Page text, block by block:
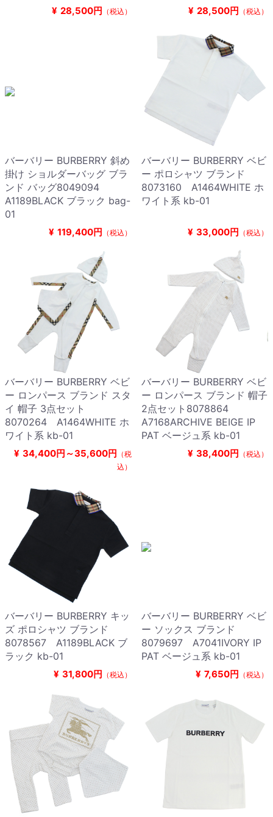
¥ 28,500円 （税込） ¥ 28,500円 （税込）
バーバリー BURBERRY 斜め
掛け ショルダーバッグ ブラ
ンド バッグ8049094
A1189BLACK ブラック bag-
01
¥ 119,400円 （税込）
バーバリー BURBERRY ベビ
ー ポロシャツ ブランド
8073160 A1464WHITE ホ
ワイト系 kb-01
¥ 33,000円 （税込）
バーバリー BURBERRY ベビ
ー ロンパース ブランド スタ
イ 帽子 3点セット
8070264 A1464WHITE ホ
ワイト系 kb-01
¥ 34,400円～35,600円 （税
込）
バーバリー BURBERRY ベビ
ー ロンパース ブランド 帽子
2点セット8078864
A7168ARCHIVE BEIGE IP
PAT ベージュ系 kb-01
¥ 38,400円 （税込）
バーバリー BURBERRY キッ
ズ ポロシャツ ブランド
8078567 A1189BLACK ブ
ラック kb-01
¥ 31,800円 （税込）
バーバリー BURBERRY ベビ
ー ソックス ブランド
8079697 A7041IVORY IP
PAT ベージュ系 kb-01
¥ 7,650円 （税込）